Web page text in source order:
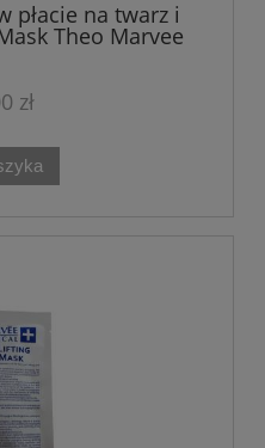
płacie na twarz i
Theo Marvee
zł